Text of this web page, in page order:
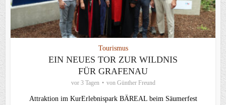
Tourismus
EIN NEUES TOR ZUR WILDNIS
FÜR GRAFENAU
vor 3 Tagen von Günther Freund
Attraktion im KurErlebnispark BÄREAL beim Säumerfest